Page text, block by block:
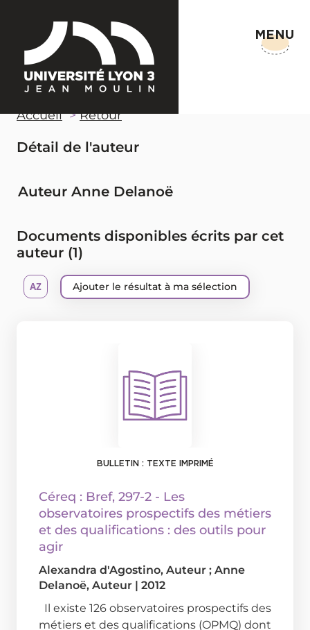
MENU
Accueil Retour
Détail de l'auteur
Auteur Anne Delanoë
Documents disponibles écrits par cet
auteur (1)
Ajouter le résultat à ma sélection
BULLETIN : TEXTE IMPRIMÉ
Céreq : Bref, 297-2 - Les
observatoires prospectifs des métiers
et des qualifications : des outils pour
agir
Alexandra d'Agostino, Auteur ; Anne
Delanoë, Auteur | 2012
Il existe 126 observatoires prospectifs des
métiers et des qualifications (OPMQ) dont